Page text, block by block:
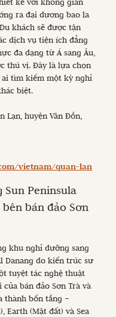
ra đại dương bao la
khách sẽ được tận
dịch vụ tiện ích đẳng
đa dạng từ Á sang Âu,
thú vị. Đây là lựa chọn
tìm kiếm một kỳ nghỉ
biệt.
Lạn, huyện Vân Đồn,
vietnam/quan-lan
Peninsula
bán đảo Sơn
khu nghỉ dưỡng sang
Danang do kiến trúc sư
tuyệt tác nghệ thuật
bán đảo Sơn Trà và
thành bốn tầng –
Earth (Mặt đất) và Sea